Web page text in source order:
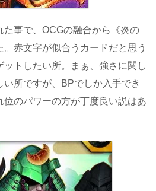
た事で、OCGの融合から《炎の
赤文字が似合うカードだと思う
トしたい所。まぁ、強さに関し
所ですが、BPでしか入手でき
位のパワーの方が丁度良い説はあ